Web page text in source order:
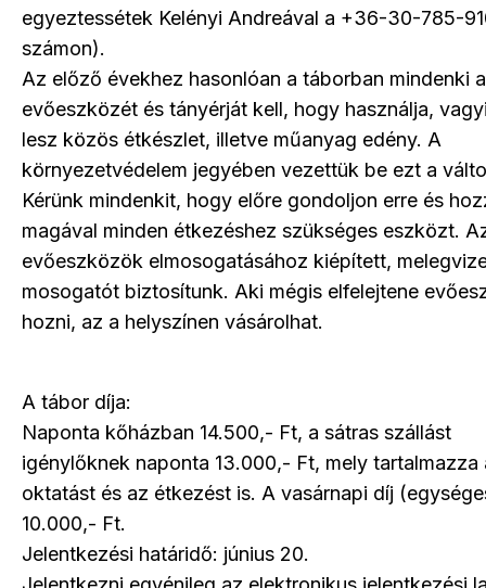
egyeztessétek Kelényi Andreával a +36-30-785-
számon).
Az előző évekhez hasonlóan a táborban mindenki
evőeszközét és tányérját kell, hogy használja,
lesz közös étkészlet, illetve műanyag edény. A
környezetvédelem jegyében vezettük be ezt a
Kérünk mindenkit, hogy előre gondoljon erre és
magával minden étkezéshez szükséges eszközt.
evőeszközök elmosogatásához kiépített,
mosogatót biztosítunk. Aki mégis elfelejtene
hozni, az a helyszínen vásárolhat.
A tábor díja:
Naponta kőházban 14.500,- Ft, a sátras szállást
igénylőknek naponta 13.000,- Ft, mely tartalmazza
oktatást és az étkezést is. A vasárnapi díj
10.000,- Ft.
Jelentkezési határidő: június 20.